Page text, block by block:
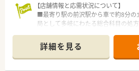
【店舗情報と応需状況について】
■最寄り駅の前沢駅から車で約8分の
局として多岐にわたる総合科目の処方
名と事務員3.5名の体制にて日々の業
■営業時間は火曜日から日曜日の8時
なっており、月曜日と他1日が休日の
す。
詳細を見る